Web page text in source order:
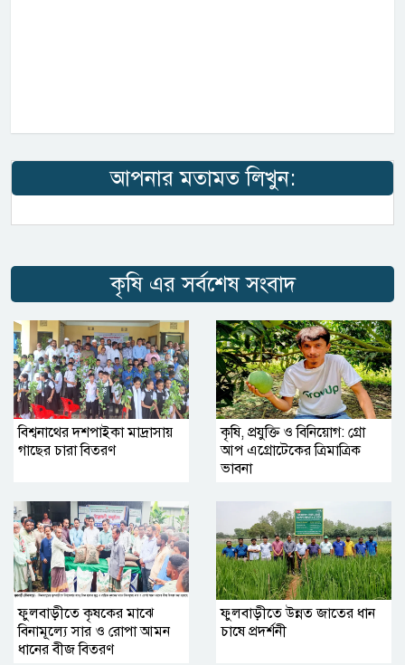
আপনার মতামত লিখুন:
কৃষি এর সর্বশেষ সংবাদ
বিশ্বনাথের দশপাইকা মাদ্রাসায়
গাছের চারা বিতরণ
কৃষি, প্রযুক্তি ও বিনিয়োগ: গ্রো
আপ এগ্রোটেকের ত্রিমাত্রিক
ভাবনা
ফুলবাড়ীতে কৃষকের মাঝে
বিনামূল্যে সার ও রোপা আমন
ধানের বীজ বিতরণ
ফুলবাড়ীতে উন্নত জাতের ধান
চাষে প্রদর্শনী